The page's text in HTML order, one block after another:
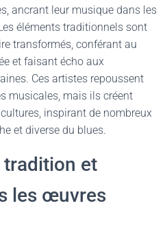
ancrant leur musique dans les
éléments traditionnels sont
transformés, conférant au
et faisant écho aux
Ces artistes repoussent
musicales, mais ils créent
inspirant de nombreux
et diverse du blues.
tradition et
les œuvres